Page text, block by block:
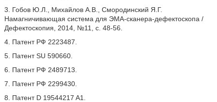
3. Гобов Ю.Л., Михайлов А.В., Смородинский Я.Г.
Намагничивающая система для ЭМА-сканера-дефектоскопа /
Дефектоскопия, 2014, №11, с. 48-56.
4. Патент РФ 2223487.
5. Патент SU 590660.
6. Патент РФ 2489713.
7. Патент РФ 2299430.
8. Патент D 19544217 A1.